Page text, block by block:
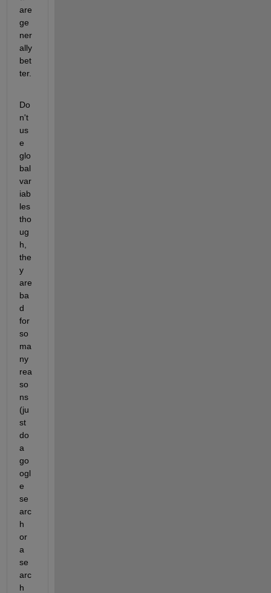
are
ge
ner
ally
bet
ter.
Do
n't
us
e
glo
bal
var
iab
les
tho
ug
h,
the
y
are
ba
d
for
so
ma
ny
rea
so
ns
(ju
st
do
a
go
ogl
e
se
arc
h
or
a
se
arc
h